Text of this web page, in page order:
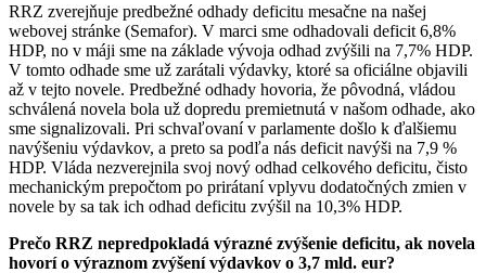
RRZ zverejňuje predbežné odhady deficitu mesačne na našej
webovej stránke (Semafor). V marci sme odhadovali deficit 6,8%
HDP, no v máji sme na základe vývoja odhad zvýšili na 7,7% HDP.
V tomto odhade sme už zarátali výdavky, ktoré sa oficiálne objavili
až v tejto novele. Predbežné odhady hovoria, že pôvodná, vládou
schválená novela bola už dopredu premietnutá v našom odhade, ako
sme signalizovali. Pri schvaľovaní v parlamente došlo k ďalšiemu
navýšeniu výdavkov, a preto sa podľa nás deficit navýši na 7,9 %
HDP. Vláda nezverejnila svoj nový odhad celkového deficitu, čisto
mechanickým prepočtom po prirátaní vplyvu dodatočných zmien v
novele by sa tak ich odhad deficitu zvýšil na 10,3% HDP.
Prečo RRZ nepredpokladá výrazné zvýšenie deficitu, ak novela
hovorí o výraznom zvýšení výdavkov o 3,7 mld. eur?